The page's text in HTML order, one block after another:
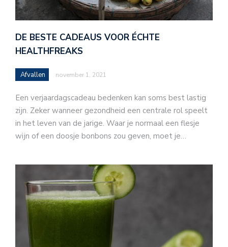
DE BESTE CADEAUS VOOR ÉCHTE
HEALTHFREAKS
Afvallen november 1, 2021
Een verjaardagscadeau bedenken kan soms best lastig
zijn. Zeker wanneer gezondheid een centrale rol speelt
in het leven van de jarige. Waar je normaal een flesje
wijn of een doosje bonbons zou geven, moet je…